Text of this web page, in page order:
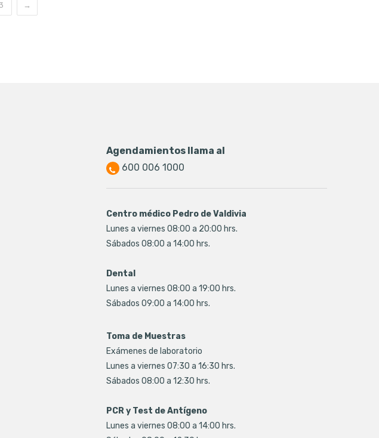
→
Agendamientos llama al
600 006 1000
Centro médico Pedro de Valdivia
Lunes a viernes 08:00 a 20:00 hrs.
Sábados 08:00 a 14:00 hrs.
Dental
Lunes a viernes 08:00 a 19:00 hrs.
Sábados 09:00 a 14:00 hrs.
Toma de Muestras
Exámenes de laboratorio
Lunes a viernes 07:30 a 16:30 hrs.
Sábados 08:00 a 12:30 hrs.
PCR y Test de Antígeno
Lunes a viernes 08:00 a 14:00 hrs.